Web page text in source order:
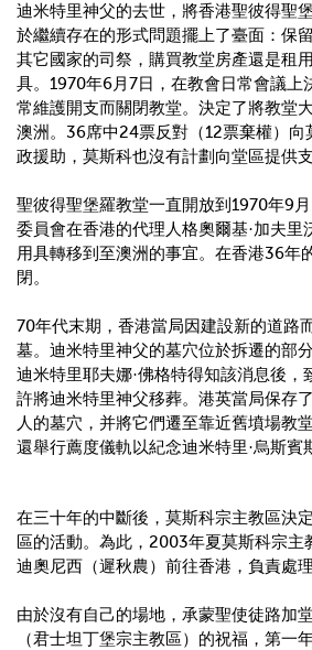
迪米特里神父的去世，將香港聖彼得聖
於繼續存在的形式問題擺上了臺面：保
其它國家的司祭，購買教堂房產還是租
具。 1970年6月 7日，在教會日常會議上
常維護開支而關閉教堂。決定了將教堂
澳洲。 36席中24票反對（12票棄權）向
政援助，莫斯科也沒有計劃向堂區提供
聖彼得聖堡羅教堂一直開放到 1970年9
委員會在香港的代理人格奧爾基·加夫里
用具轉移到至澳洲的事宜。在香港36年
閉。
70年代末期，香港當局因建設新的道路
墓。迪米特里神父的墓穴位於拆遷的部
迪米特里耶夫娜·佛格特得知該消息後，
許將迪米特里神父移葬。港英當局保存
人的墓穴，并將它們遷至靠近舊墳場教
還舉行薦度儀軌以紀念迪米特里·烏斯賓
在三十年的中斷後，莫斯科宗主教區決
區的活動。為此， 2003年夏莫斯科宗主
迪奧尼西（遲秋農）前往香港，負責處
由於沒有自己的場地，承蒙聖使徒路加
（君士坦丁堡宗主教區）的祝福，第一